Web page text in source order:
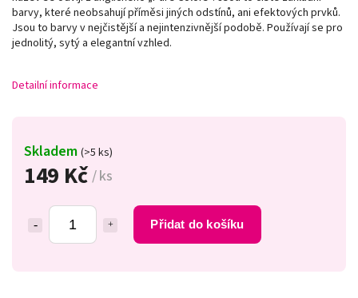
149 Kč / ks
Přidat do košíku
Skladem (>5 ks)
barvy, které neobsahují příměsi jiných odstínů, ani efektových prvků.
Jsou to barvy v nejčistější a nejintenzivnější podobě. Používají se pro
jednolitý, sytý a elegantní vzhled.
Detailní informace